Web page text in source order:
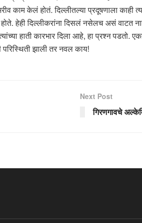
काम केलं होतं. दिल्लीतल्या प्रदूषणाला काही
होते. हेही दिल्लीकरांना दिसलं नसेलच असं वाटत
हाती कारभार दिला आहे, हा प्रश्न पडतो.
झाली तर नवल काय!
Next Post
गिरणगावचे